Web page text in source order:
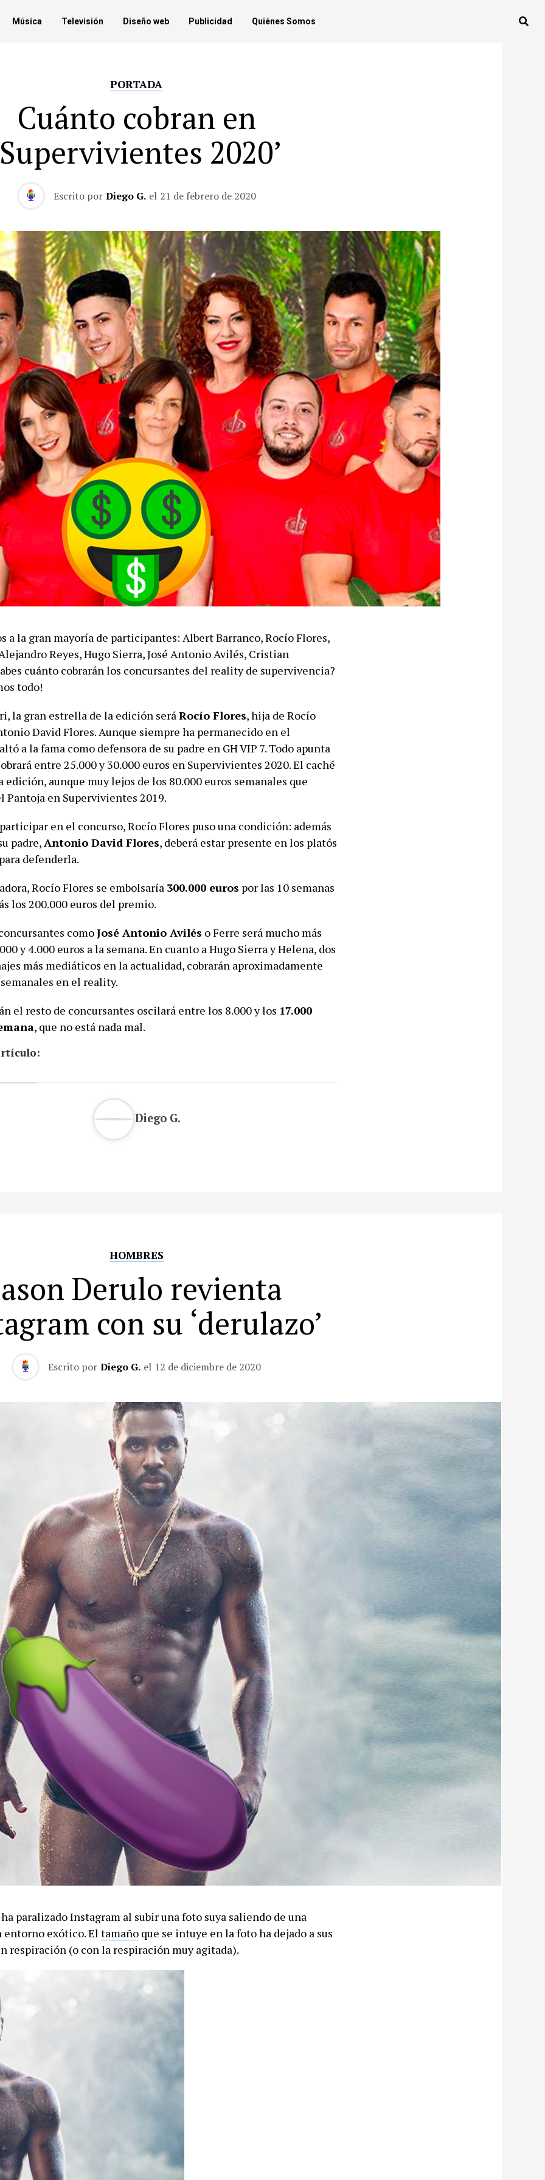
Música Televisión Diseño web Publicidad Quiénes Somos
PORTADA
Cuánto cobran en
2020’
Escrito por Diego G. el 21 de febrero de 2020
a la gran mayoría de participantes: Albert Barranco, Rocío Flores,
Reyes, Hugo Sierra, José Antonio Avilés, Cristian
cuánto cobrarán los concursantes del reality de supervivencia?
todo!
la gran estrella de la edición seráRocío Flores, hija de Rocío
David Flores. Aunque siempre ha permanecido en el
a la fama como defensora de su padre en GH VIP 7. Todo apunta
entre 25.000 y 30.000 euros en Supervivientes 2020. El caché
edición, aunque muy lejos de los 80.000 euros semanales que
Pantoja en Supervivientes 2019.
en el concurso, Rocío Flores puso una condición: además
padre,Antonio David Flores, deberá estar presente en los platós
defenderla.
Rocío Flores se embolsaría 300.000 euros por las 10 semanas
los 200.000 euros del premio.
comoJosé Antonio Avilés o Ferre será mucho más
y 4.000 euros a la semana. En cuanto a Hugo Sierra y Helena, dos
más mediáticos en la actualidad, cobrarán aproximadamente
en el reality.
el resto de concursantes oscilará entre los 8.000 y los 17.000
, que no está nada mal.
Diego G.
HOMBRES
Derulo revienta
con su ‘derulazo’
Escrito por Diego G. el 12 de diciembre de 2020
paralizado Instagram al subir una foto suya saliendo de una
entorno exótico. El tamaño que se intuye en la foto ha dejado a sus
respiración (o con la respiración muy agitada).